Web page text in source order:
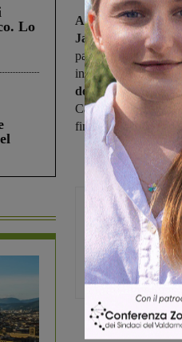
Lo
A rappresentare il
Jakub Jeridi del
partecipato a vari
inserirlo nella lista
debutto domenica
Campania e
finale.